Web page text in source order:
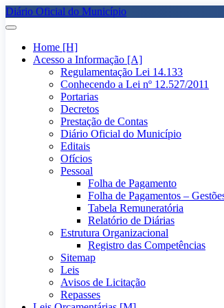
Diário Oficial do Município
Home [H]
Acesso a Informação [A]
Regulamentação Lei 14.133
Conhecendo a Lei nº 12.527/2011
Portarias
Decretos
Prestação de Contas
Diário Oficial do Município
Editais
Ofícios
Pessoal
Folha de Pagamento
Folha de Pagamentos –
Tabela Remuneratória
Relatório de Diárias
Estrutura Organizacional
Registro das Competências
Sitemap
Leis
Avisos de Licitação
Repasses